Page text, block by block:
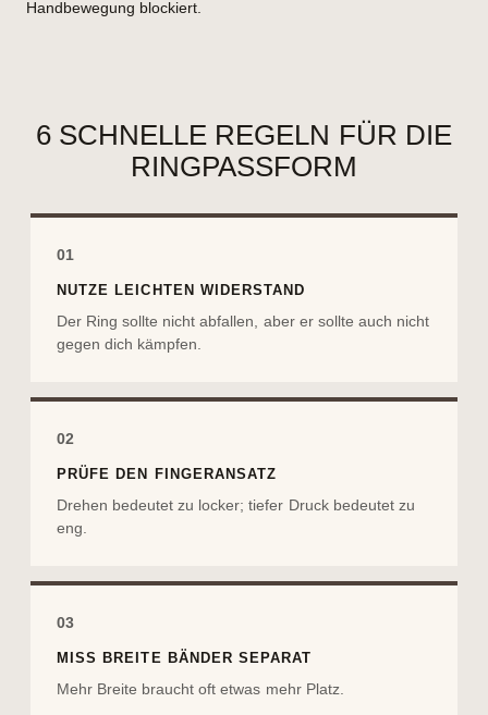
Handbewegung blockiert.
6 SCHNELLE REGELN FÜR DIE
RINGPASSFORM
01
NUTZE LEICHTEN WIDERSTAND
Der Ring sollte nicht abfallen, aber er sollte auch nicht
gegen dich kämpfen.
02
PRÜFE DEN FINGERANSATZ
Drehen bedeutet zu locker; tiefer Druck bedeutet zu
eng.
03
MISS BREITE BÄNDER SEPARAT
Mehr Breite braucht oft etwas mehr Platz.